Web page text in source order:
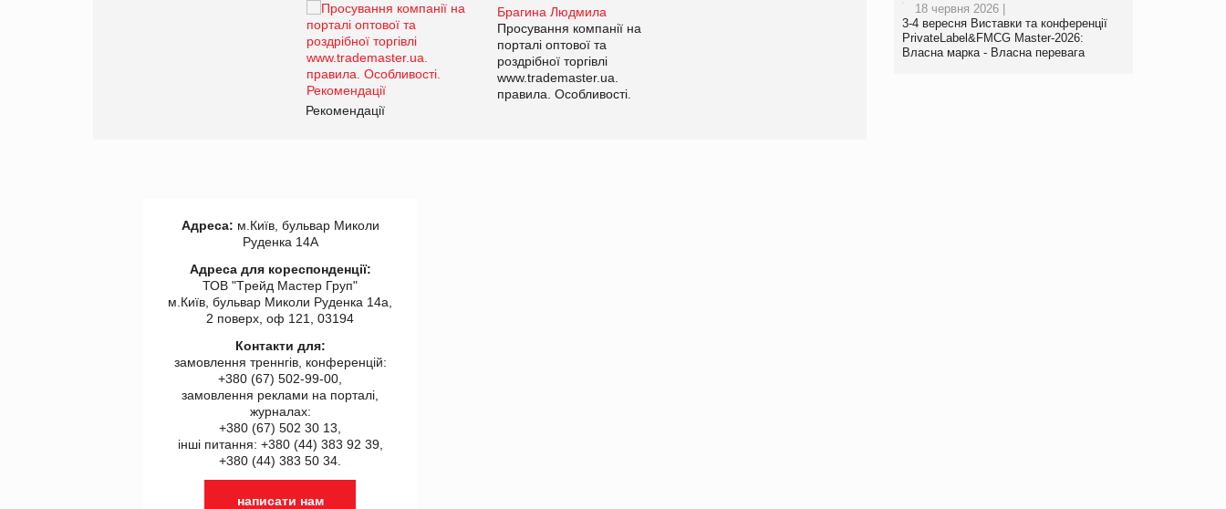
Брагина Людмила
Просування компанії на
порталі оптової та
роздрібної торгівлі
www.trademaster.ua.
правила. Особливості.
Рекомендації
Брагина Людмила
Просування компанії на
порталі оптової та
роздрібної торгівлі
18 червня 2026 |
3-4 вересня Виставки та конференції
PrivateLabel&FMCG Master-2026:
Власна марка - Власна перевага
Адреса: м.Київ, бульвар Миколи
Руденка 14А
Адреса для кореспонденції:
ТОВ "Tрейд Мастер Груп"
м.Київ, бульвар Миколи Руденка 14а,
2 поверх, оф 121, 03194
Контакти для:
замовлення треннгів, конференцій:
+380 (67) 502-99-00,
замовлення реклами на порталі,
журналах:
+380 (67) 502 30 13,
інші питання: +380 (44) 383 92 39,
+380 (44) 383 50 34.
написати нам